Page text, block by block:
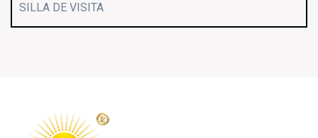
SILLA DE VISITA